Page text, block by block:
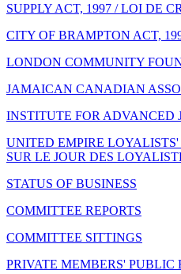
SUPPLY ACT, 1997 / LOI DE
CITY OF BRAMPTON ACT,
LONDON COMMUNITY
JAMAICAN CANADIAN
INSTITUTE FOR ADVANCED
UNITED EMPIRE
SUR LE JOUR DES
STATUS OF BUSINESS
COMMITTEE REPORTS
COMMITTEE SITTINGS
PRIVATE MEMBERS' PUBLIC